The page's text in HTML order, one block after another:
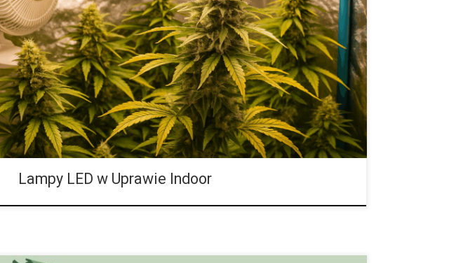
każdej uprawy pod dachem, a jego charakter decyduje o tempie fotosyntezy,
architekturze roślin oraz jakości zbiorów. LED-y stały się nowym punktem odniesienia
dla hobbystów i profesjonalistów, ale wybór technologii nadal rodzi pytania. W tym
przewodniku porównujemy LED i HID, tłumaczymy kluczowe pojęcia i pokazujemy, jak
przełożyć teorię na praktykę bez zgadywania. Wielu hodowców zaczyna od
zestawów, które „jakoś […]
Lampy LED w Uprawie Indoor